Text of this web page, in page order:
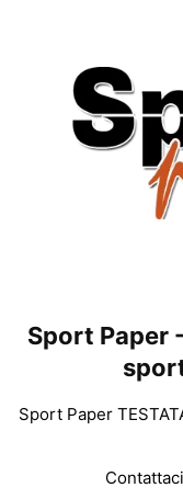
Sport Paper
Sport Paper